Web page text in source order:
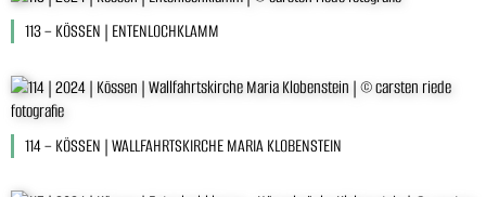
113 – KÖSSEN | ENTENLOCHKLAMM
114 – KÖSSEN | WALLFAHRTSKIRCHE MARIA KLOBENSTEIN